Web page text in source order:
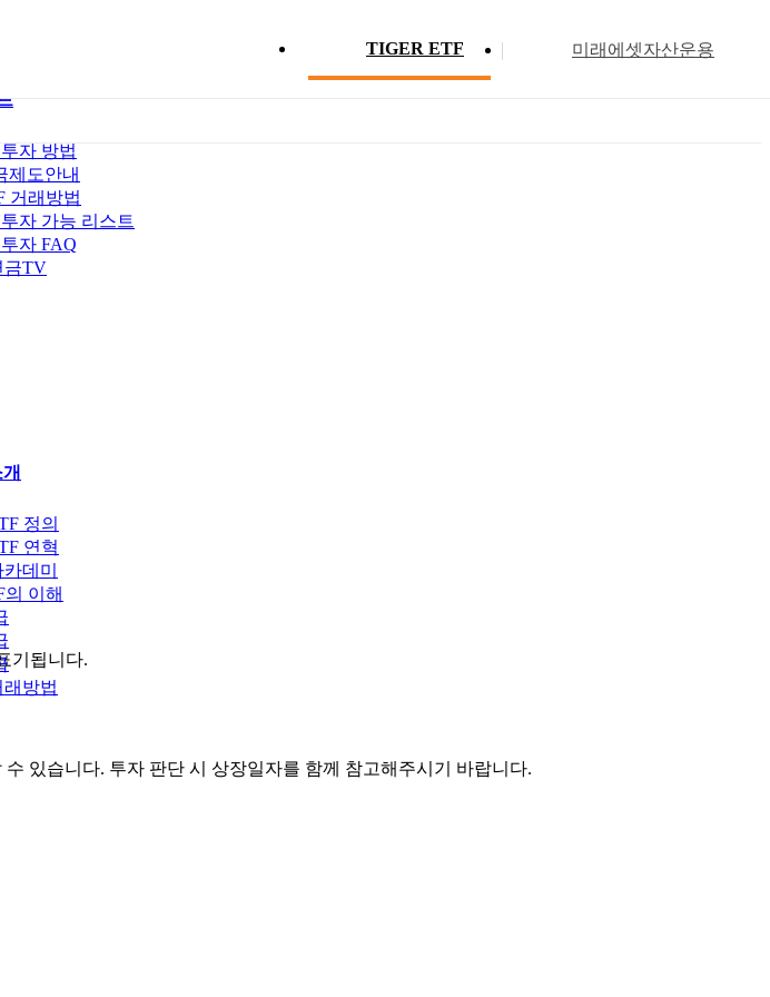
TIGER ETF 미래에셋자산운용
자 방법
제도안내
거래방법
자 가능 리스트
자 FAQ
금TV
정의
연혁
데미
의 이해
방법
ETF 분배금 현황
기됩니다.
있습니다. 투자 판단 시 상장일자를 함께 참고해주시기 바랍니다.